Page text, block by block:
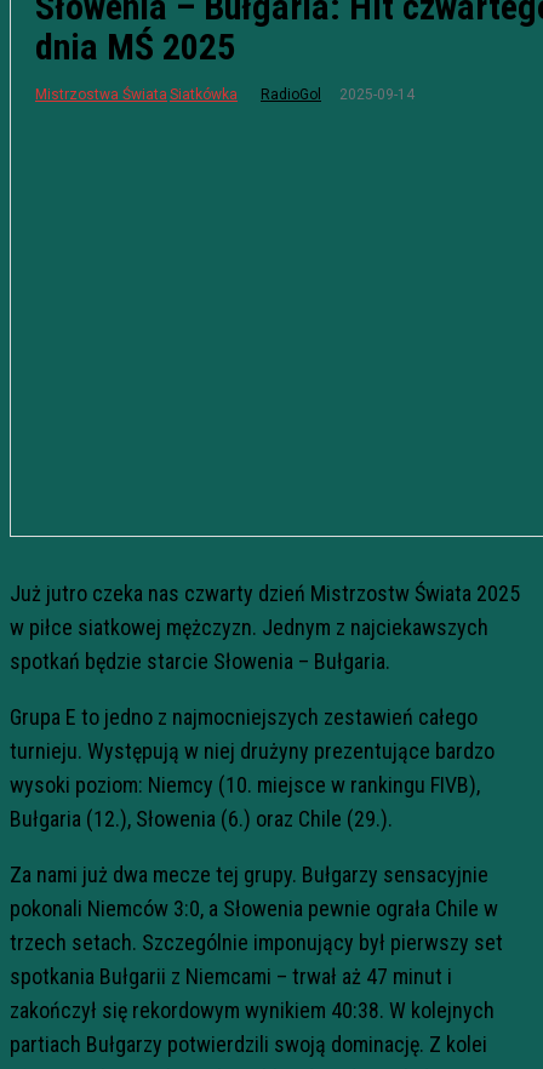
dnia MŚ 2025
Mistrzostwa Świata Siatkówka RadioGol 2025-09-14
Już jutro czeka nas czwarty dzień Mistrzostw Świata 2025
w piłce siatkowej mężczyzn. Jednym z najciekawszych
spotkań będzie starcie Słowenia – Bułgaria.
Grupa E to jedno z najmocniejszych zestawień całego
turnieju. Występują w niej drużyny prezentujące bardzo
wysoki poziom: Niemcy (10. miejsce w rankingu FIVB),
Bułgaria (12.), Słowenia (6.) oraz Chile (29.).
Za nami już dwa mecze tej grupy. Bułgarzy sensacyjnie
pokonali Niemców 3:0, a Słowenia pewnie ograła Chile w
trzech setach. Szczególnie imponujący był pierwszy set
spotkania Bułgarii z Niemcami – trwał aż 47 minut i
zakończył się rekordowym wynikiem 40:38. W kolejnych
partiach Bułgarzy potwierdzili swoją dominację. Z kolei